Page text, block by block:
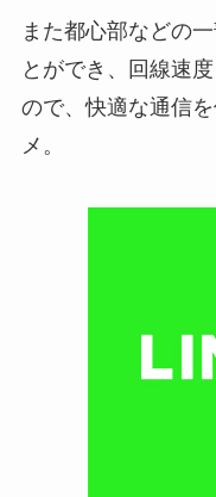
また都心部などの
とができ、回線速
ので、快適な通信
メ。